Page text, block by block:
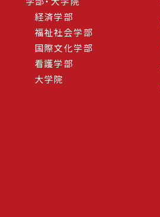
経済学部
福祉社会学部
国際文化学部
看護学部
大学院